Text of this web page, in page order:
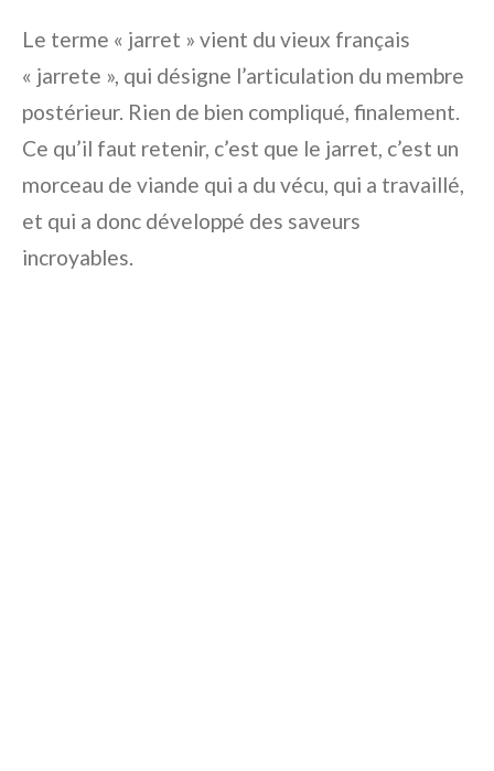
Le terme « jarret » vient du vieux français
« jarrete », qui désigne l’articulation du membre
postérieur. Rien de bien compliqué, finalement.
Ce qu’il faut retenir, c’est que le jarret, c’est un
morceau de viande qui a du vécu, qui a travaillé,
et qui a donc développé des saveurs
incroyables.